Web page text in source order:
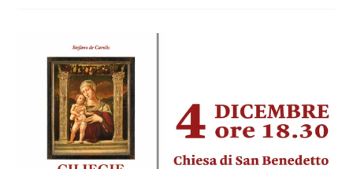
Tra
Documenti
Inediti
E
Memoria